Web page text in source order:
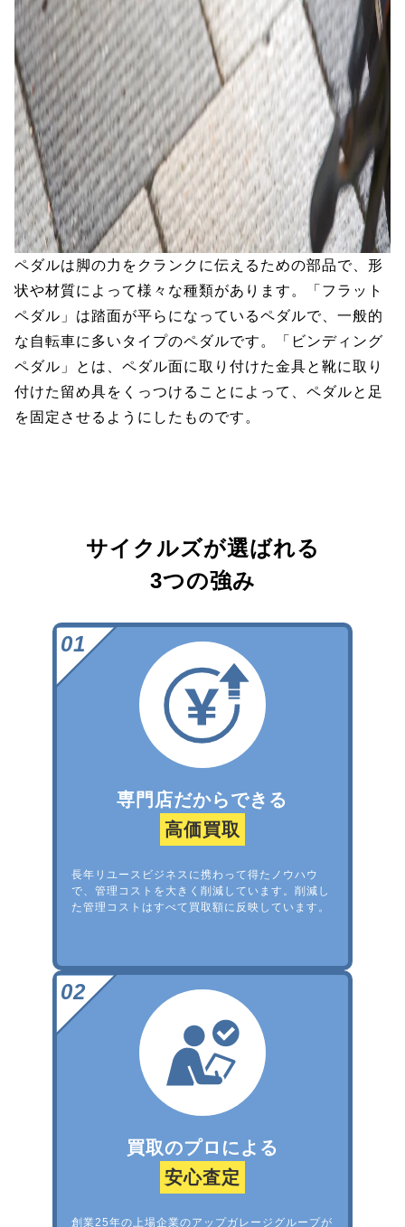
ペダルは脚の力をクランクに伝えるための部品で、形
状や材質によって様々な種類があります。「フラット
ペダル」は踏面が平らになっているペダルで、一般的
な自転車に多いタイプのペダルです。「ビンディング
ペダル」とは、ペダル面に取り付けた金具と靴に取り
付けた留め具をくっつけることによって、ペダルと足
を固定させるようにしたものです。
サイクルズが選ばれる
3つの強み
専門店だからできる
高価買取
長年リユースビジネスに携わって得たノウハウ
で、管理コストを大きく削減しています。削減し
た管理コストはすべて買取額に反映しています。
買取のプロによる
安心査定
創業25年の上場企業のアップガレージグループが